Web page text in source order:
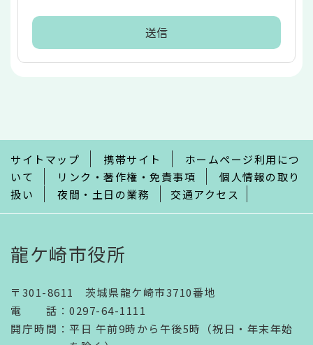
で
サイトマップ 携帯サイト
ホームページ利用につ
いて
リンク・著作権・免責事項
個人情報の取り
扱い
夜間・土日の業務 交通アクセス
龍ケ崎市役所
〒301-8611 茨城県龍ケ崎市3710番地
電話 ： 0297-64-1111
開庁時間 ： 平日 午前9時から午後5時（祝日・年末年始